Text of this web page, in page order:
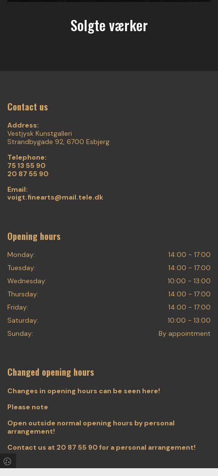
Solgte værker
Contact us
Address:
Vestjysk Kunstgalleri
Strandbygade 92, 6700 Esbjerg
Telephone:
75 13 55 90
20 87 55 90
Email:
voigt.finearts@mail.tele.dk
Opening hours
Monday:
14:00 - 17:00
Tuesday:
14:00 - 17:00
Wednesday:
10:00 - 13:00
Thursday:
14:00 - 17:00
Friday:
14:00 - 17:00
Saturday:
10:00 - 13:00
Sunday:
By appointment
Changed opening hours
Changes in opening hours can be seen here!
Please note
Open outside normal opening hours by personal
arrangement!
Contact us at 20 87 55 90 for a personal arrangement!